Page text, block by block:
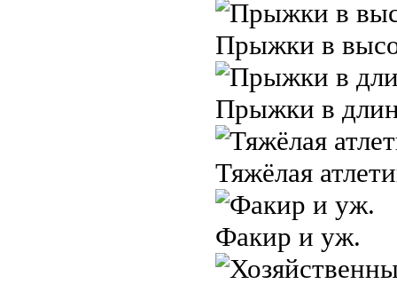
Прыжки в
Прыжки в
Тяжёлая
Факир и уж.